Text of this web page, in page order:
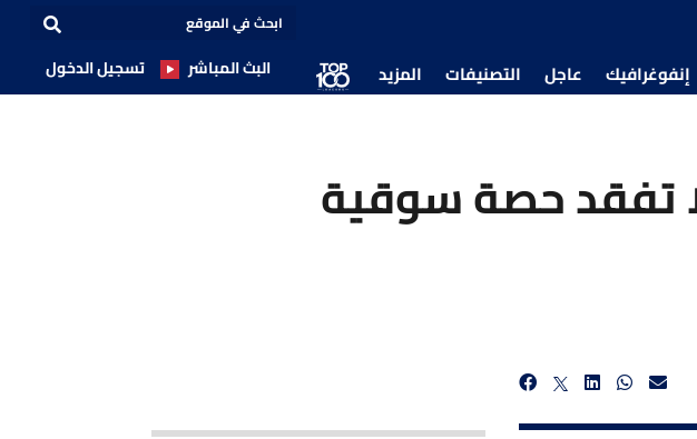
إنفوغرافيك عاجل التصنيفات المزيد البث المباشر تسجيل الدخول
تفقد حصة سوقية